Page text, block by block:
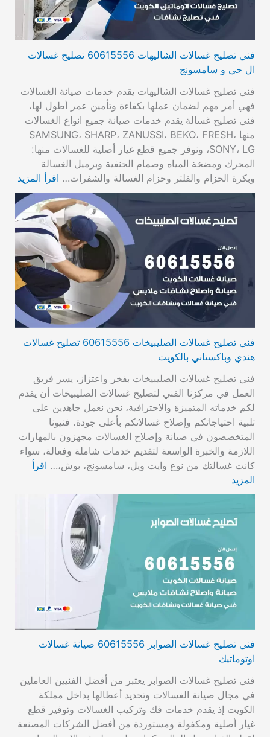
فني تصليح غسالات الشاليهات 60615556 تصليح غسالات
ال جي و سامسونج
فني تصليح غسالات الشاليهات يقدم خدمات صيانة الغسالات
فهي أمر مهم لضمان عملها بكفاءة وتأمين عمر أطول لها،
فني تصليح غسالة يقدم خدمات صيانة جميع انواع الغسالات
منها SAMSUNG، SHARP، ZANUSSI، BEKO، FRESH،
SONY، LG، ونوفر جميع قطع غيار أصلية للغسالات منها:
المحرك ومضخة المياه وصمام الحنفية وبرميل الغسالة
وبكرة الحزام والفلتر وحزام الغسالة والشفرات… اقرأ المزيد
فني تصليح غسالات الصليبيخات 60615556 تصليح غسالات
هندي وباكستاني بالكويت
فني تصليح غسالات الصليبيخات بفخر واعتزاز، يسر فريق
العمل في مركزنا الفني لتصليح غسالات الصليبيخات أن يقدم
لكم خدماته المتميزة والاحترافية، نحن نعمل جاهدين على
تلبية احتياجاتكم وإصلاح غسالاتكم بأعلى جودة. فنيونا
المتخصصون في صيانة وإصلاح الغسالات مجهزون بالمهارات
اللازمة والخبرة الواسعة لتقديم خدمات شاملة وفعالة، سواء
كانت غسالتك من نوع وايت ويل، سامسونج، بوش،… اقرأ
المزيد
فني تصليح غسالات الصوابر 60615556 صيانة غسالات
اوتوماتيك
فني تصليح غسالات الصوابر يعتبر من أفضل الفنيين العاملين
في مجال صيانة الغسالات وتحديد أعطالها بداخل مملكة
الكويت إذ يقدم خدمات فك وتركيب الغسالات وتوفير قطع
غيار أصلية ومكفولة ومستوردة من أفضل الشركات المصنعة